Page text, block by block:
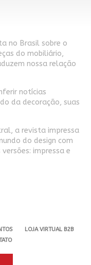
no Brasil sobre o
do mobiliário,
nossa relação
notícias
da decoração, suas
a revista impressa
do design com
impressa e
LOJA VIRTUAL B2B